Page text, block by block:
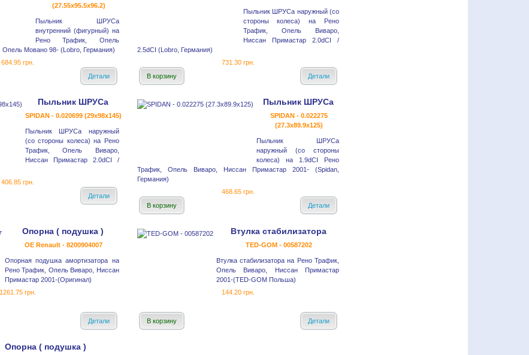
(27.55x95.5x96.2)
Пыльник ШРУСа
внутренний (фигурный) на
Рено Трафик, Опель
Опель Мовано 98- (Lobro, Германия)
684.95 грн.
Детали
Пыльник ШРУСа наружный (со
стороны колеса) на Рено
Трафик, Опель Виваро,
Ниссан Примастар 2.0dCI /
2.5dCI (Lobro, Германия)
731.30 грн.
В корзину
Детали
Пыльник ШРУСа
SPIDAN - 0.020699 (29x98x145)
Пыльник ШРУСа наружный
(со стороны колеса) на Рено
Трафик, Опель Виваро,
Ниссан Примастар 2.0dCI /
406.85 грн.
Детали
Пыльник ШРУСа
SPIDAN - 0.022275
(27.3x89.9x125)
Пыльник ШРУСа
наружный (со стороны
колеса) на 1.9dCI Рено
Трафик, Опель Виваро, Ниссан Примастар 2001- (Spidan,
Германия)
468.65 грн.
В корзину
Детали
Опорна ( подушка )
OE Renault - 8200904007
Опорная подушка амортизатора на
Рено Трафик, Опель Виваро, Ниссан
Примастар 2001-(Оригинал)
1261.75 грн.
Детали
Втулка стабилизатора
TED-GOM - 00587202
Втулка стабилизатора на Рено Трафик,
Опель Виваро, Ниссан Примастар
2001-(TED-GOM Польша)
144.20 грн.
В корзину Детали
Опорна ( подушка )